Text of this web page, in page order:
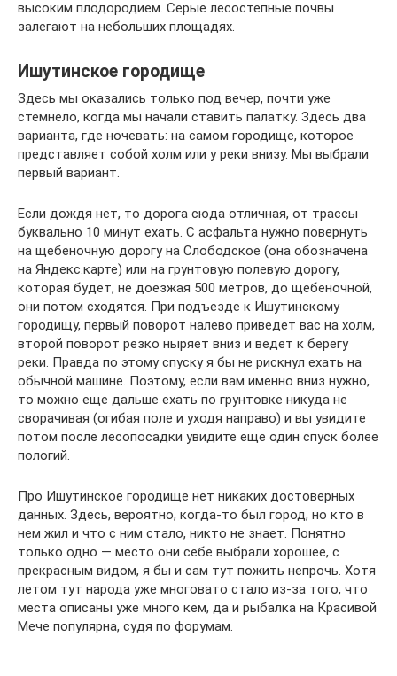
высоким плодородием. Серые лесостепные почвы
залегают на небольших площадях.
Ишутинское городище
Здесь мы оказались только под вечер, почти уже
стемнело, когда мы начали ставить палатку. Здесь два
варианта, где ночевать: на самом городище, которое
представляет собой холм или у реки внизу. Мы выбрали
первый вариант.
Если дождя нет, то дорога сюда отличная, от трассы
буквально 10 минут ехать. С асфальта нужно повернуть
на щебеночную дорогу на Слободское (она обозначена
на Яндекс.карте) или на грунтовую полевую дорогу,
которая будет, не доезжая 500 метров, до щебеночной,
они потом сходятся. При подъезде к Ишутинскому
городищу, первый поворот налево приведет вас на холм,
второй поворот резко ныряет вниз и ведет к берегу
реки. Правда по этому спуску я бы не рискнул ехать на
обычной машине. Поэтому, если вам именно вниз нужно,
то можно еще дальше ехать по грунтовке никуда не
сворачивая (огибая поле и уходя направо) и вы увидите
потом после лесопосадки увидите еще один спуск более
пологий.
Про Ишутинское городище нет никаких достоверных
данных. Здесь, вероятно, когда-то был город, но кто в
нем жил и что с ним стало, никто не знает. Понятно
только одно — место они себе выбрали хорошее, с
прекрасным видом, я бы и сам тут пожить непрочь. Хотя
летом тут народа уже многовато стало из-за того, что
места описаны уже много кем, да и рыбалка на Красивой
Мече популярна, судя по форумам.